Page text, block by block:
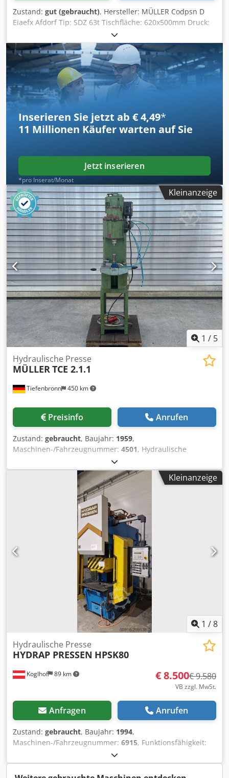
Zustand: gut (gebraucht), Hersteller: MÜLLER Codpsn D
Eiaefx Afdorf Tip: SDZ 63t Tischfläche: 620x500mm Druck:
Inserieren Sie jetzt ab € 4,49*
11 Millionen Käufer warten auf Sie
Jetzt inserieren
*pro Inserat/Monat
Kleinanzeige
1 / 5
Tiefenbronn 450 km
Hydraulische Presse
MÜLLERTCE 2.1.1
Preisinfo Anrufen
Zustand: gebraucht, Baujahr: 1959,
Maschinen-/Fahrzeugnummer: 4501, Hydraulische
Tischpresse Crjdpfxozp Nxro Afdjf
Kleinanzeige
1 /8
Koglhof 89 km
Hydraulische Presse
HYDRAP PRESSEN HPSK80
€ 8.500€ 9.580
VB zzgl. MwSt.
Anfragen Anrufen
Zustand: gebraucht, Baujahr: 1994,
Maschinen-/Fahrzeugnummer: 6915, Funktionsfähigkeit:
, Betriebsstunden:27.436 h
Hub:300 mm, Tischbreite:500 mm, Tischlänge:700 mm,
Stößelplattenbreite:400 mm, Stößelplattenlänge:500 mm